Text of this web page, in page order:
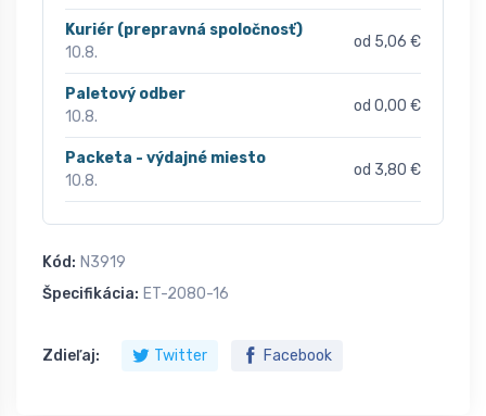
Kuriér (prepravná spoločnosť)
10.8.
od 5,06 €
Paletový odber
10.8.
od 0,00 €
Packeta - výdajné miesto
10.8.
od 3,80 €
Kód: N3919
Špecifikácia: ET-2080-16
Zdieľaj: Twitter Facebook